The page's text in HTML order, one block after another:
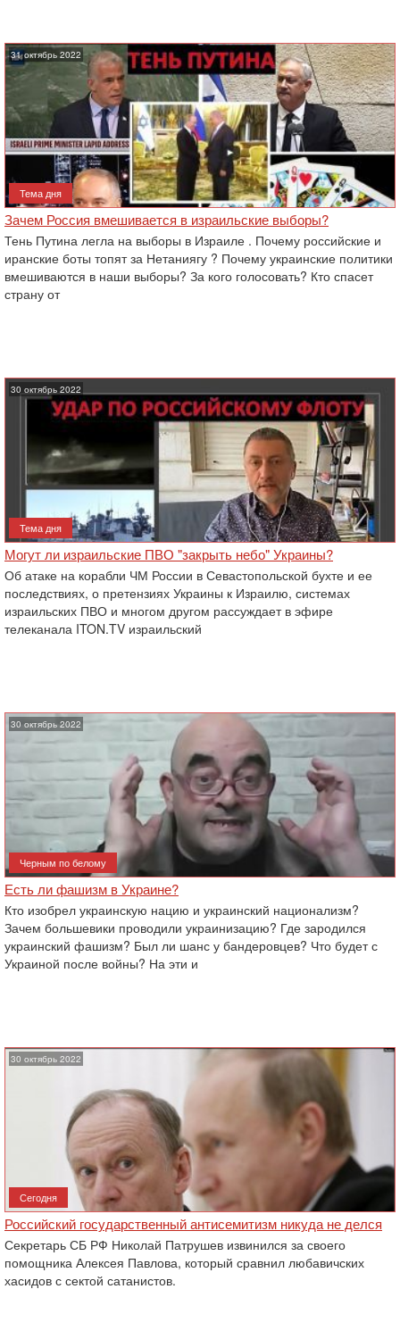
31 октябрь 2022
Тема дня
Зачем Россия вмешивается в израильские выборы?
Тень Путина легла на выборы в Израиле . Почему российские и
иранские боты топят за Нетаниягу ? Почему украинские политики
вмешиваются в наши выборы? За кого голосовать? Кто спасет
страну от
30 октябрь 2022
Тема дня
Могут ли израильские ПВО "закрыть небо" Украины?
Об атаке на корабли ЧМ России в Севастопольской бухте и ее
последствиях, о претензиях Украины к Израилю, системах
израильских ПВО и многом другом рассуждает в эфире
телеканала ITON.TV израильский
30 октябрь 2022
Черным по белому
Есть ли фашизм в Украине?
Кто изобрел украинскую нацию и украинский национализм?
Зачем большевики проводили украинизацию? Где зародился
украинский фашизм? Был ли шанс у бандеровцев? Что будет с
Украиной после войны? На эти и
30 октябрь 2022
Сегодня
Российский государственный антисемитизм никуда не делся
Секретарь СБ РФ Николай Патрушев извинился за своего
помощника Алексея Павлова, который сравнил любавичских
хасидов с сектой сатанистов.